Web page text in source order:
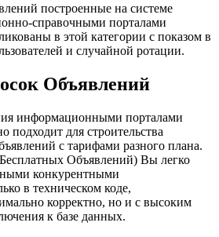
построенные на системе
справочными порталами
в этой категории с показом в
и случайной ротации.
Объявлений
информационными порталами
подходит для строительства
с тарифами разного плана.
Объявлений) Вы легко
конкурентными
в техническом коде,
корректно, но и с высоким
к базе данных.